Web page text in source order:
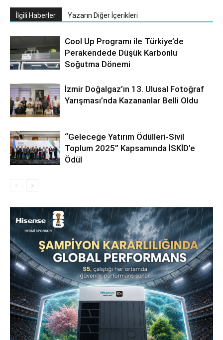
İlgili Haberler Yazarın Diğer İçerikleri
Cool Up Programı ile Türkiye’de
Perakendede Düşük Karbonlu
Soğutma Dönemi
İzmir Doğalgaz’ın 13. Ulusal Fotoğraf
Yarışması’nda Kazananlar Belli Oldu
“Geleceğe Yatırım Ödülleri-Sivil
Toplum 2025” Kapsamında İSKİD’e
Ödül